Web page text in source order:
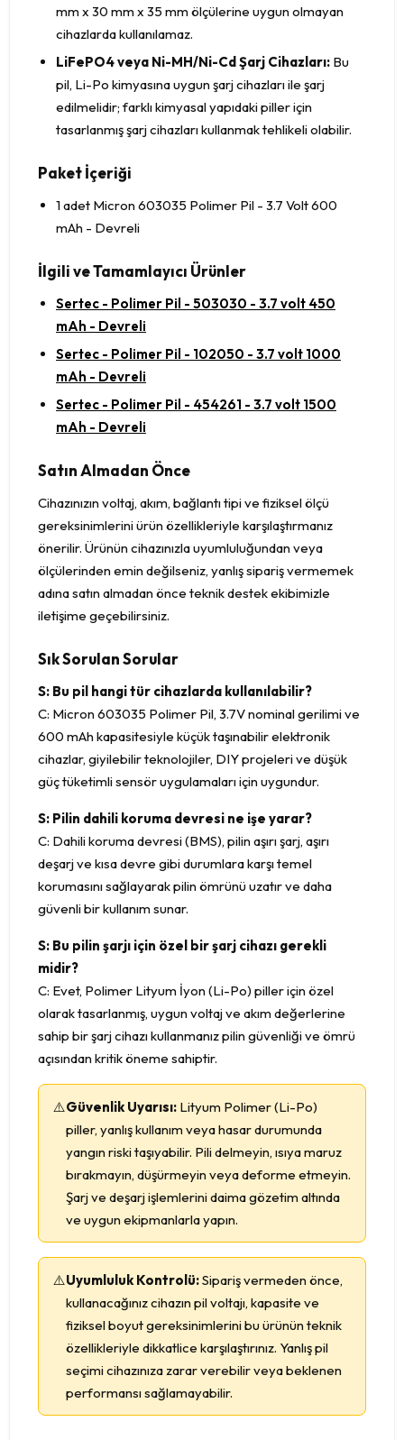
mm x 30 mm x 35 mm ölçülerine uygun olmayan
cihazlarda kullanılamaz.
LiFePO4 veya Ni-MH/Ni-Cd Şarj Cihazları: Bu
pil, Li-Po kimyasına uygun şarj cihazları ile şarj
edilmelidir; farklı kimyasal yapıdaki piller için
tasarlanmış şarj cihazları kullanmak tehlikeli olabilir.
Paket İçeriği
1 adet Micron 603035 Polimer Pil - 3.7 Volt 600
mAh - Devreli
İlgili ve Tamamlayıcı Ürünler
Sertec - Polimer Pil - 503030 - 3.7 volt 450
mAh - Devreli
Sertec - Polimer Pil - 102050 - 3.7 volt 1000
mAh - Devreli
Sertec - Polimer Pil - 454261 - 3.7 volt 1500
mAh - Devreli
Satın Almadan Önce
Cihazınızın voltaj, akım, bağlantı tipi ve fiziksel ölçü
gereksinimlerini ürün özellikleriyle karşılaştırmanız
önerilir. Ürünün cihazınızla uyumluluğundan veya
ölçülerinden emin değilseniz, yanlış sipariş vermemek
adına satın almadan önce teknik destek ekibimizle
iletişime geçebilirsiniz.
Sık Sorulan Sorular
S: Bu pil hangi tür cihazlarda kullanılabilir?
C: Micron 603035 Polimer Pil, 3.7V nominal gerilimi ve
600 mAh kapasitesiyle küçük taşınabilir elektronik
cihazlar, giyilebilir teknolojiler, DIY projeleri ve düşük
güç tüketimli sensör uygulamaları için uygundur.
S: Pilin dahili koruma devresi ne işe yarar?
C: Dahili koruma devresi (BMS), pilin aşırı şarj, aşırı
deşarj ve kısa devre gibi durumlara karşı temel
korumasını sağlayarak pilin ömrünü uzatır ve daha
güvenli bir kullanım sunar.
S: Bu pilin şarjı için özel bir şarj cihazı gerekli
midir?
C: Evet, Polimer Lityum İyon (Li-Po) piller için özel
olarak tasarlanmış, uygun voltaj ve akım değerlerine
sahip bir şarj cihazı kullanmanız pilin güvenliği ve ömrü
açısından kritik öneme sahiptir.
⚠️Güvenlik Uyarısı: Lityum Polimer (Li-Po)
piller, yanlış kullanım veya hasar durumunda
yangın riski taşıyabilir. Pili delmeyin, ısıya maruz
bırakmayın, düşürmeyin veya deforme etmeyin.
Şarj ve deşarj işlemlerini daima gözetim altında
ve uygun ekipmanlarla yapın.
⚠️Uyumluluk Kontrolü:Sipariş vermeden önce,
kullanacağınız cihazın pil voltajı, kapasite ve
fiziksel boyut gereksinimlerini bu ürünün teknik
özellikleriyle dikkatlice karşılaştırınız. Yanlış pil
seçimi cihazınıza zarar verebilir veya beklenen
performansı sağlamayabilir.